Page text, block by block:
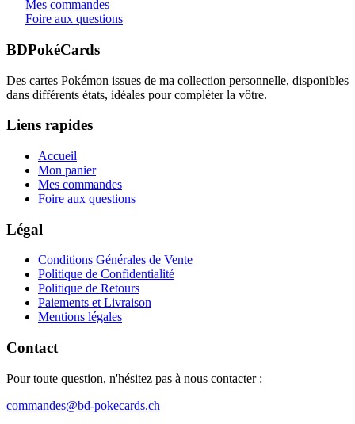
Mes commandes
Foire aux questions
BDPokéCards
Des cartes Pokémon issues de ma collection personnelle, disponibles
dans différents états, idéales pour compléter la vôtre.
Liens rapides
Accueil
Mon panier
Mes commandes
Foire aux questions
Légal
Conditions Générales de Vente
Politique de Confidentialité
Politique de Retours
Paiements et Livraison
Mentions légales
Contact
Pour toute question, n'hésitez pas à nous contacter :
commandes@bd-pokecards.ch